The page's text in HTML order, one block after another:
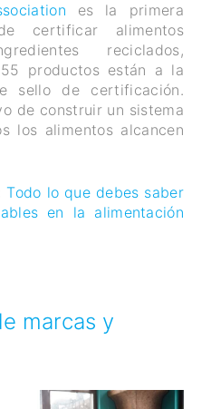
es la primera
certificar alimentos
reciclados,
productos están a la
sello de certificación.
de construir un sistema
los alimentos alcancen
Todo lo que debes saber
en la alimentación
marcas y